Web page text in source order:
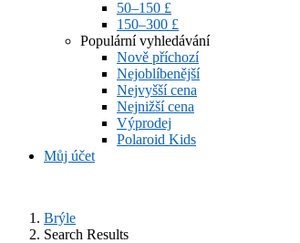
50–150 £
150–300 £
Populární vyhledávání
Nově příchozí
Nejoblíbenější
Nejvyšší cena
Nejnižší cena
Výprodej
Polaroid Kids
Můj účet
Brýle
Search Results